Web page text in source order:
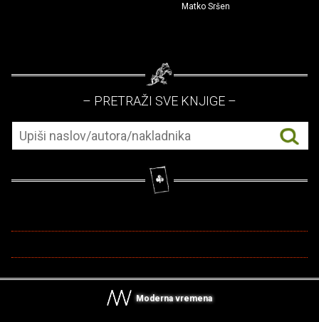
Matko Sršen
– PRETRAŽI SVE KNJIGE –
Moderna vremena